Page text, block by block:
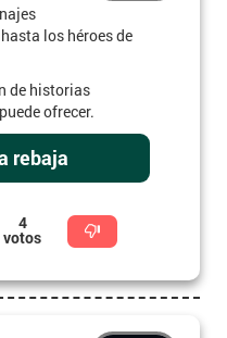
los héroes de
de historias
ofrecer.
rebaja
4
votos